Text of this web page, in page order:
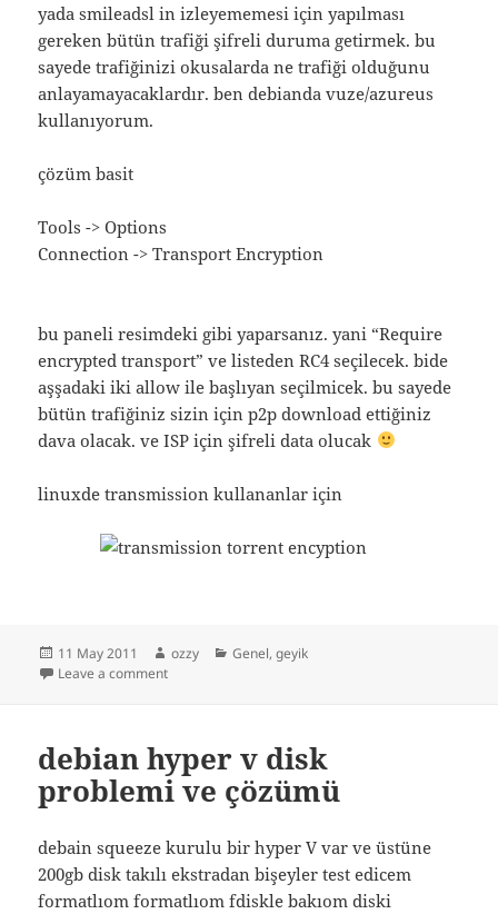
yada smileadsl in izleyememesi için yapılması
gereken bütün trafiği şifreli duruma getirmek. bu
sayede trafiğinizi okusalarda ne trafiği olduğunu
anlayamayacaklardır. ben debianda vuze/azureus
kullanıyorum.
çözüm basit
Tools -> Options
Connection -> Transport Encryption
bu paneli resimdeki gibi yaparsanız. yani “Require
encrypted transport” ve listeden RC4 seçilecek. bide
aşşadaki iki allow ile başlıyan seçilmicek. bu sayede
bütün trafiğiniz sizin için p2p download ettiğiniz
dava olacak. ve ISP için şifreli data olucak
linuxde transmission kullananlar için
Posted
on
11 May 2011 Author
ozzy Categories
Genel,geyik
Leave a commenton güvenli torrent
debian hyper v disk
problemi ve çözümü
debain squeeze kurulu bir hyper V var ve üstüne
200gb disk takılı ekstradan bişeyler test edicem
formatlıom formatlıom fdiskle bakıom diski